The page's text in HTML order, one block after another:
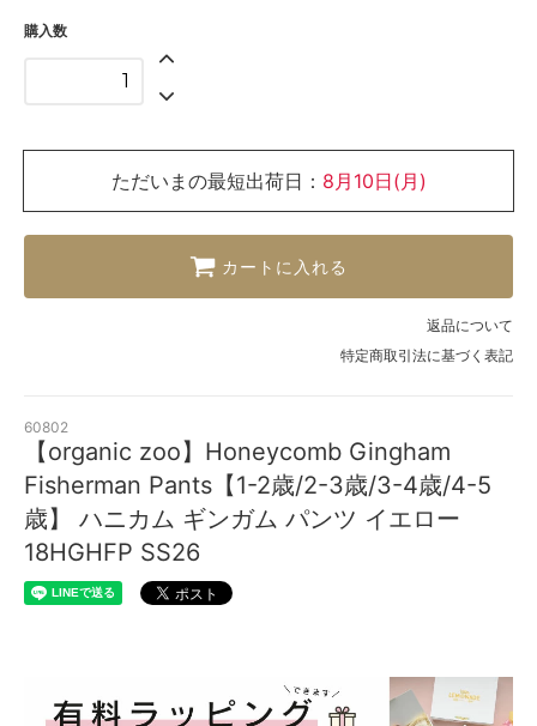
購入数
ただいまの最短出荷日： 8月10日(月)
カートに入れる
返品について
特定商取引法に基づく表記
60802
【organic zoo】Honeycomb Gingham
Fisherman Pants【1-2歳/2-3歳/3-4歳/4-5
歳】 ハニカム ギンガム パンツ イエロー
18HGHFP SS26